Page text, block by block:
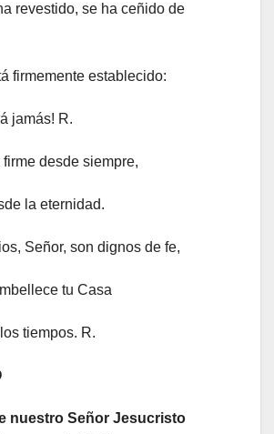
revestido, se ha ceñido de
firmemente establecido:
jamás! R.
desde siempre,
la eternidad.
Señor, son dignos de fe,
tu Casa
tiempos. R.
nuestro Señor Jesucristo